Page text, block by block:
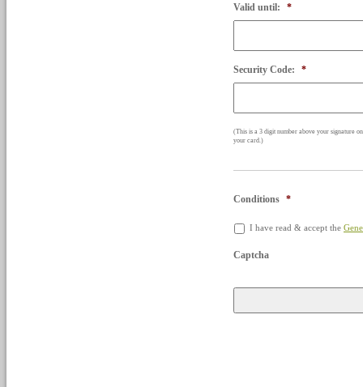
Valid until: *
Security Code: *
(This is a 3 digit number above your signature
your card.)
Conditions *
I have read & accept the
Captcha